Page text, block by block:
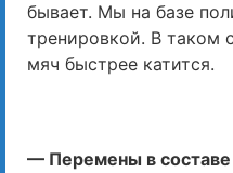
бывает. Мы на базе
тренировкой. В таком
мяч быстрее катится.
— Перемены в